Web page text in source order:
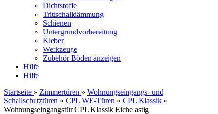
Dichtstoffe
Trittschalldämmung
Schienen
Untergrundvorbereitung
Kleber
Werkzeuge
Zubehör Böden anzeigen
Hilfe
Hilfe
Startseite » Zimmertüren » Wohnungseingangs- und
Schallschutztüren » CPL WE-Türen » CPL Klassik »
Wohnungseingangstür CPL Klassik Eiche astig